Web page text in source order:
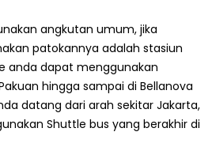
angkutan umum, jika
patokannya adalah stasiun
anda dapat menggunakan
hingga sampai di Bellanova
datang dari arah sekitar Jakarta,
Shuttle bus yang berakhir di